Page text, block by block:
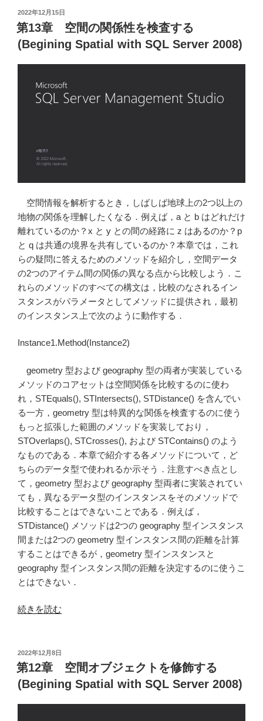
ジ
オ
コ
ー
デ
投
稿
日:
2022年12月15日
第13章 空間の関係性を検査する
(Begining Spatial with SQL Server 2008)
空間情報を解析するとき，しばしば地球上の2つ以上の
地物の関係を理解したくなる．例えば，a と b はどれだけ
離れているのか？x と y との間の経路に z はあるのか？p
と q は共通の境界を共有しているのか？本章では，これ
らの疑問に答えるためのメソッドを紹介し，空間データ
の2つのアイテム間の関係の異なる点から比較しよう．こ
れらのメソッドのすべての構文は，比較のなされるイン
スタンスがパラメータとしてメソッドに提供され，最初
のインスタンス上で次のように動作する．
Instance1.Method(Instance2)
geometry 型および geography 型の両者が実装している
メソッドのコアセットは空間関係を比較するのに使わ
れ，STEquals(), STIntersects(), STDistance() を含んでい
る一方，geometry 型は特異的な関係を検査するのに使う
もっと拡張した範囲のメソッドを実装しており，
STOverlaps(), STCrosses(), および STContains() のよう
なものである．本章で紹介する各メソッドについて，ど
ちらのデータ型で使われるか示そう．注意すべき点とし
て，geometry 型および geography 型両者に実装されてい
ても，異なるデータ型のインスタンスをそのメソッドで
比較することはできないことである．例えば，
STDistance() メソッドは2つの geography 型インスタンス
間または2つの geometry 型インスタンス間の距離を計算
することはできるが，geometry 型インスタンスと
geography 型インスタンス間の距離を決定するのに使うこ
とはできない．
“第
空
間
の
関
係
続きを読む
投
稿
日:
2022年12月8日
第12章 空間オブジェクトを修飾する
(Begining Spatial with SQL Server 2008)